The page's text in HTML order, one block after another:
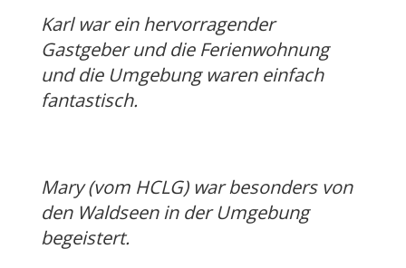
Karl war ein hervorragender
Gastgeber und die Ferienwohnung
und die Umgebung waren einfach
fantastisch.
Mary (vom HCLG) war besonders von
den Waldseen in der Umgebung
begeistert.